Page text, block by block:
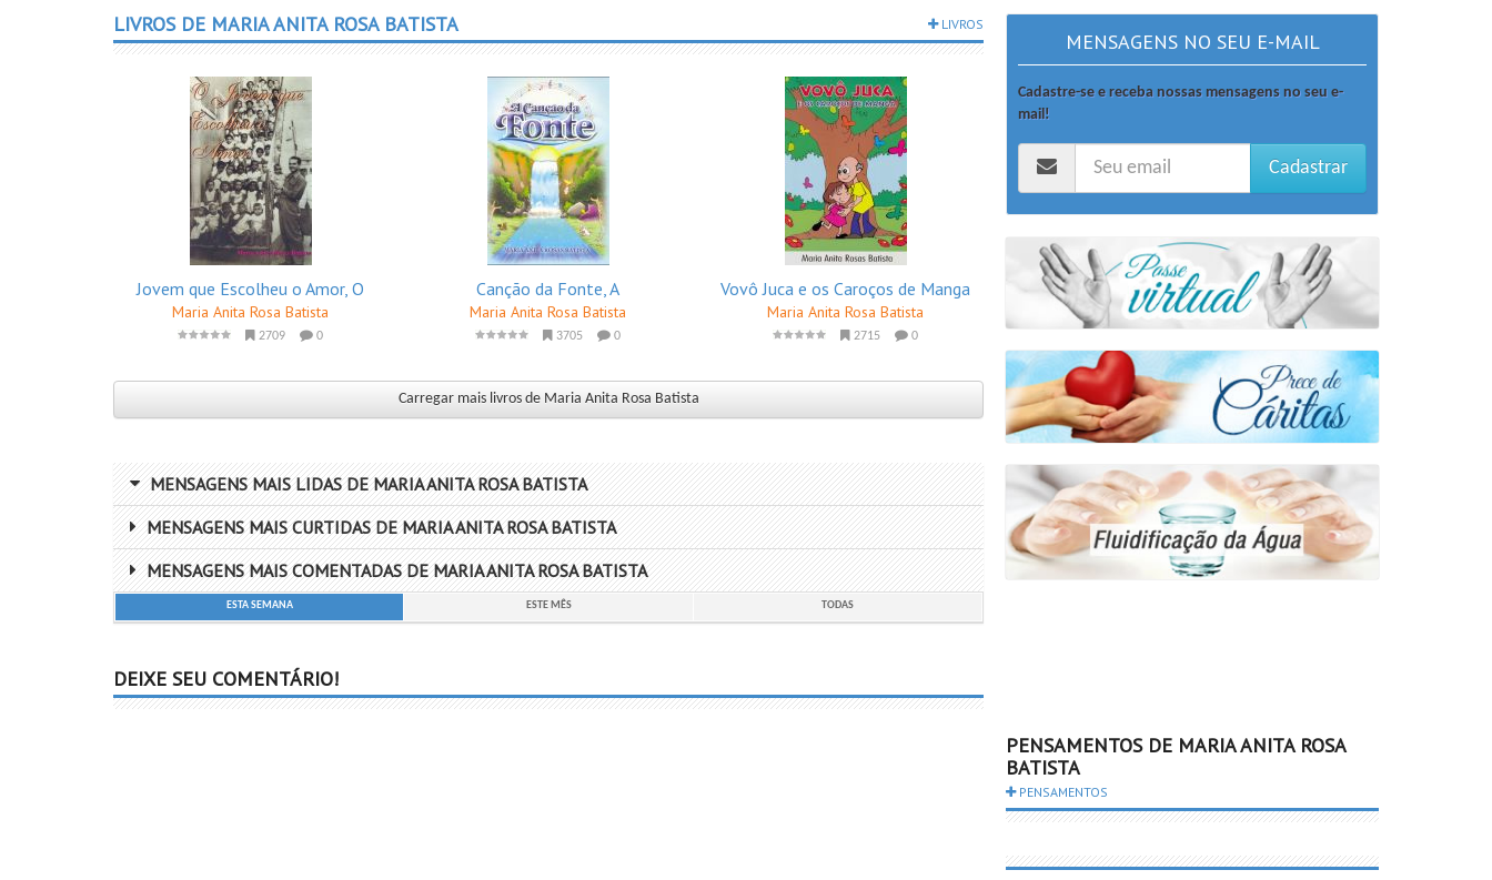
LIVROS DE MARIA ANITA ROSA BATISTA LIVROS
Jovem que Escolheu o Amor, O
Maria Anita Rosa Batista
2709 0
Canção da Fonte, A
Maria Anita Rosa Batista
3705 0
Vovô Juca e os Caroços de Manga
Maria Anita Rosa Batista
2715 0
Carregar mais livros de Maria Anita Rosa Batista
MENSAGENS MAIS LIDAS DE MARIA ANITA ROSA BATISTA
MENSAGENS MAIS CURTIDAS DE MARIA ANITA ROSA BATISTA
MENSAGENS MAIS COMENTADAS DE MARIA ANITA ROSA BATISTA
ESTA SEMANA ESTE MÊS TODAS
DEIXE SEU COMENTÁRIO!
MENSAGENS NO SEU E-MAIL
Cadastre-se e receba nossas mensagens no seu e-
mail!
Cadastrar
PENSAMENTOS DE MARIA ANITA ROSA
BATISTA
PENSAMENTOS